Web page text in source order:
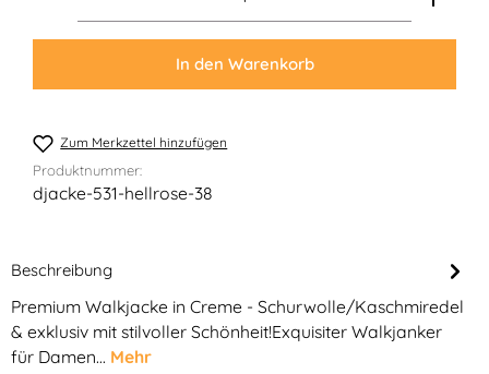
In den Warenkorb
Zum Merkzettel hinzufügen
Produktnummer:
djacke-531-hellrose-38
Beschreibung
Premium Walkjacke in Creme - Schurwolle/Kaschmiredel
& exklusiv mit stilvoller Schönheit!Exquisiter Walkjanker
für Damen… Mehr